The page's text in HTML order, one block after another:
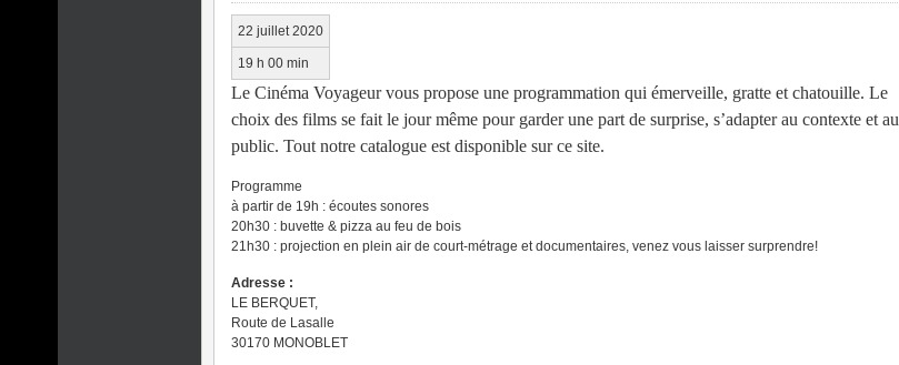
22 juillet 2020
19 h 00 min
Le Cinéma Voyageur vous propose une programmation qui émerveille, gratte et chatouille. Le
choix des films se fait le jour même pour garder une part de surprise, s’adapter au contexte et au
public. Tout notre catalogue est disponible sur ce site.
Programme
à partir de 19h : écoutes sonores
20h30 : buvette & pizza au feu de bois
21h30 : projection en plein air de court-métrage et documentaires, venez vous laisser surprendre!
Adresse :
LE BERQUET,
Route de Lasalle
30170 MONOBLET